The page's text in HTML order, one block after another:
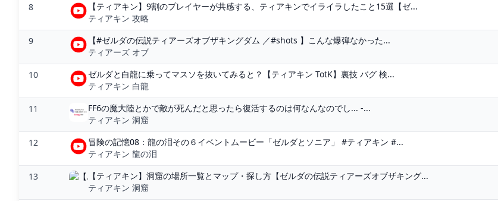
8
【ティアキン】9割のプレイヤーが共感する、ティアキンでイライラしたこと15選【ゼ...
ティアキン 攻略
9
【#ゼルダの伝説ティアーズオブザキングダム ／#shots 】こんな爆弾なかった...
ティアーズ オブ
10
ゼルダと白龍に乗ってマスソを抜いてみると？【ティアキン TotK】裏技 バグ 検...
ティアキン 白龍
11
FF6の魔大陸とかで敵が死んだと思ったら復活するのは何なんなのでし... -...
ティアキン 洞窟
12
冒険の記憶08：龍の泪その６イベントムービー「ゼルダとソニア」 #ティアキン #...
ティアキン 龍の泪
13
【ティアキン】洞窟の場所一覧とマップ・探し方【ゼルダの伝説ティアーズオブザキング...
ティアキン 洞窟